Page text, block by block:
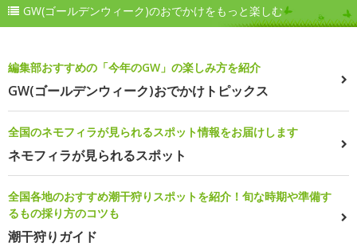
GW(ゴールデンウィーク)のおでかけをもっと楽しむ
編集部おすすめの「今年のGW」の楽しみ方を紹介
GW(ゴールデンウィーク)おでかけトピックス
全国のネモフィラが見られるスポット情報をお届けします
ネモフィラが見られるスポット
全国各地のおすすめ潮干狩りスポットを紹介！旬な時期や準備す
るもの採り方のコツも
潮干狩りガイド